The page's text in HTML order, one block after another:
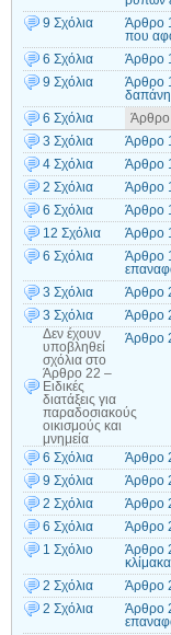
9 Σχόλια
Άρθρο
που
6 Σχόλια
Άρθρο
9 Σχόλια
Άρθρο
δαπάνη
6 Σχόλια
Άρθρο
3 Σχόλια
Άρθρο
4 Σχόλια
Άρθρο
2 Σχόλια
Άρθρο
6 Σχόλια
Άρθρο
12 Σχόλια
Άρθρο
6 Σχόλια
Άρθρο
3 Σχόλια
Άρθρο
3 Σχόλια
Άρθρο
Δεν έχουν
υποβληθεί
σχόλια στο
Άρθρο 22 –
Ειδικές
διατάξεις για
παραδοσιακούς
οικισμούς και
μνημεία
Άρθρο
6 Σχόλια
Άρθρο
9 Σχόλια
Άρθρο
2 Σχόλια
Άρθρο
6 Σχόλια
Άρθρο
1 Σχόλιο
Άρθρο
2 Σχόλια
Άρθρο
2 Σχόλια
Άρθρο